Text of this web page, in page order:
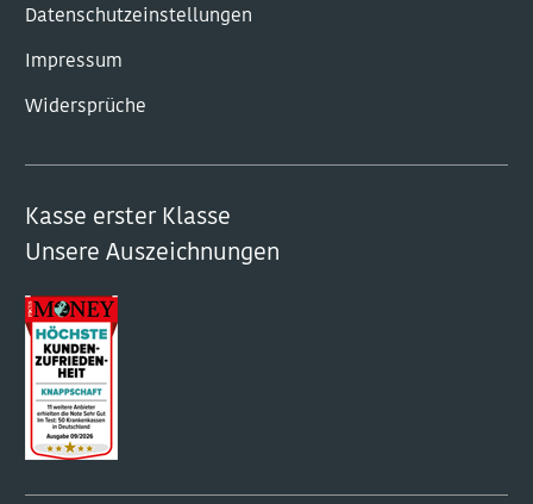
Datenschutzeinstellungen
Impressum
Widersprüche
Kasse erster Klasse
Unsere Auszeichnungen